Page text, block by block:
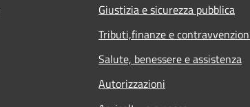
Giustizia e sicurezza pubblica
Tributi,finanze e
Salute, benessere e assistenza
Autorizzazioni